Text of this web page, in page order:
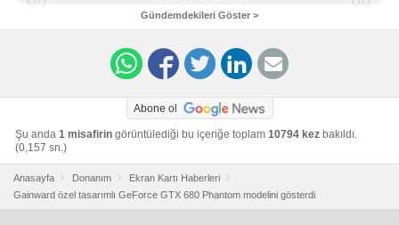
Gündemdekileri Göster >
Abone ol
Şu anda 1 misafirin görüntülediği bu içeriğe toplam 10794 kez bakıldı.
(0,157 sn.)
Anasayfa Donanım
Ekran Kartı Haberleri
Gainward özel tasarımlı GeForce GTX 680 Phantom modelini gösterdi